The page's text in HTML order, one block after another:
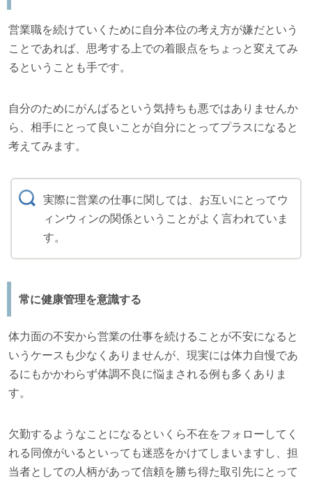
営業職を続けていくために自分本位の考え方が嫌だという
ことであれば、思考する上での着眼点をちょっと変えてみ
るということも手です。
自分のためにがんばるという気持ちも悪ではありませんか
ら、相手にとって良いことが自分にとってプラスになると
考えてみます。
実際に営業の仕事に関しては、お互いにとってウ
ィンウィンの関係ということがよく言われていま
す。
常に健康管理を意識する
体力面の不安から営業の仕事を続けることが不安になると
いうケースも少なくありませんが、現実には体力自慢であ
るにもかかわらず体調不良に悩まされる例も多くありま
す。
欠勤するようなことになるといくら不在をフォローしてく
れる同僚がいるといっても迷惑をかけてしまいますし、担
当者としての人柄があって信頼を勝ち得た取引先にとって